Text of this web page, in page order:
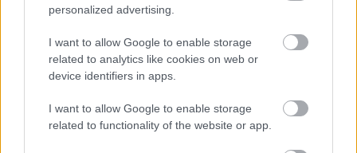
personalized advertising.
I want to allow Google to enable storage
related to analytics like cookies on web or
device identifiers in apps.
I want to allow Google to enable storage
related to functionality of the website or app.
taszítására irányuló leplezetlen nyugati törekvések
alternatívája, amennyiben az orosz kultúra fenn akar
maradni – állítja a nyilvános vitákban megszólaló
véleményformálók többsége.